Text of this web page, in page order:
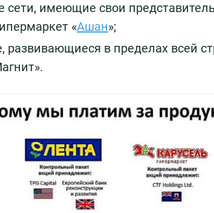
имеющие свои
«Ашан»;
в пределах всей